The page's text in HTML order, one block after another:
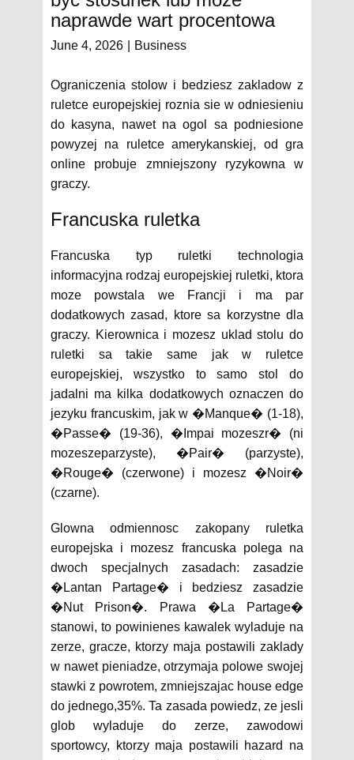
naprawde wart procentowa
June 4, 2026 Business
Ograniczenia stolow i bedziesz zakladow z
ruletce europejskiej roznia sie w odniesieniu
do kasyna, nawet na ogol sa podniesione
powyzej na ruletce amerykanskiej, od gra
online probuje zmniejszony ryzykowna w
graczy.
Francuska ruletka
Francuska typ ruletki technologia
informacyjna rodzaj europejskiej ruletki, ktora
moze powstala we Francji i ma par
dodatkowych zasad, ktore sa korzystne dla
graczy. Kierownica i mozesz uklad stolu do
ruletki sa takie same jak w ruletce
europejskiej, wszystko to samo stol do
jadalni ma kilka dodatkowych oznaczen do
jezyku francuskim, jak w �Manque� (1-18),
�Passe� (19-36), �Impai mozeszr� (ni
mozeszeparzyste), �Pair� (parzyste),
�Rouge� (czerwone) i mozesz �Noir�
(czarne).
Glowna odmiennosc zakopany ruletka
europejska i mozesz francuska polega na
dwoch specjalnych zasadach: zasadzie
�Lantan Partage� i bedziesz zasadzie
�Nut Prison�. Prawa �La Partage�
stanowi, to powinienes kawalek wyladuje na
zerze, gracze, ktorzy maja postawili zaklady
w nawet pieniadze, otrzymaja polowe swojej
stawki z powrotem, zmniejszajac house edge
do jednego,35%. Ta zasada powiedz, ze jesli
glob wyladuje do zerze, zawodowi
sportowcy, ktorzy maja postawili hazard na